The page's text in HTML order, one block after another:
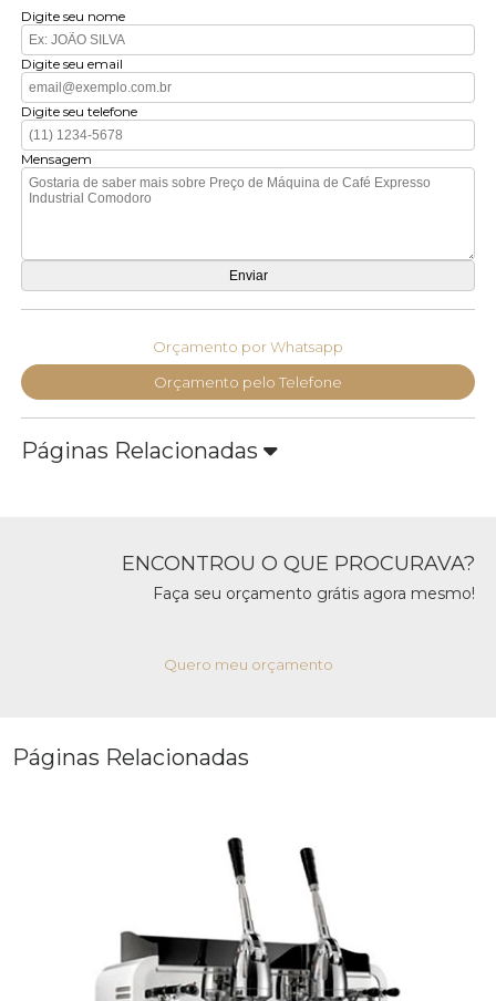
Digite seu nome
Digite seu email
Digite seu telefone
Mensagem
Orçamento por Whatsapp
Orçamento pelo Telefone
Páginas Relacionadas
ENCONTROU O QUE PROCURAVA?
Faça seu orçamento grátis agora mesmo!
Quero meu orçamento
Páginas Relacionadas